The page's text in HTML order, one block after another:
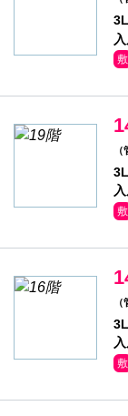
敷
敷
敷